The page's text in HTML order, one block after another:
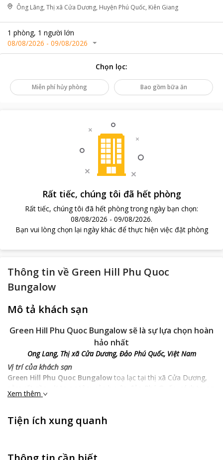
Ông Lãng, Thị xã Cửa Dương, Huyện Phú Quốc, Kiên Giang
1 phòng, 1 người lớn
08/08/2026 - 09/08/2026
Chọn lọc:
Miễn phí hủy phòng Bao gồm bữa ăn
Rất tiếc, chúng tôi đã hết phòng
Rất tiếc, chúng tôi đã hết phòng trong ngày bạn chọn:
08/08/2026 - 09/08/2026.
Bạn vui lòng chọn lại ngày khác để thực hiện việc đặt phòng
Thông tin về Green Hill Phu Quoc
Bungalow
Mô tả khách sạn
Green Hill Phu Quoc Bungalow sẽ là sự lựa chọn hoàn
hảo nhất
Ong Lang, Thị xã Cửa Dương, Đảo Phú Quốc, Việt Nam
Vị trí của khách sạn
Green Hill Phu Quoc Bungalow toạ lạc tại thị xã Cửa Dương,
tâm huyện đảo khoảng 5.4 km, không quá xa những nhộn nhịp,
bạn có thể nhanh chóng tiếp cận với nhiều điểm đến nổi tiếng
của khu vực như Thủ công mỹ nghệ Phú Quốc, Nhà máy nước
cho bạn những giờ phút tham quan, vui chơi tuyệt vời nhất khi
Xem thêm
Tiện ích xung quanh